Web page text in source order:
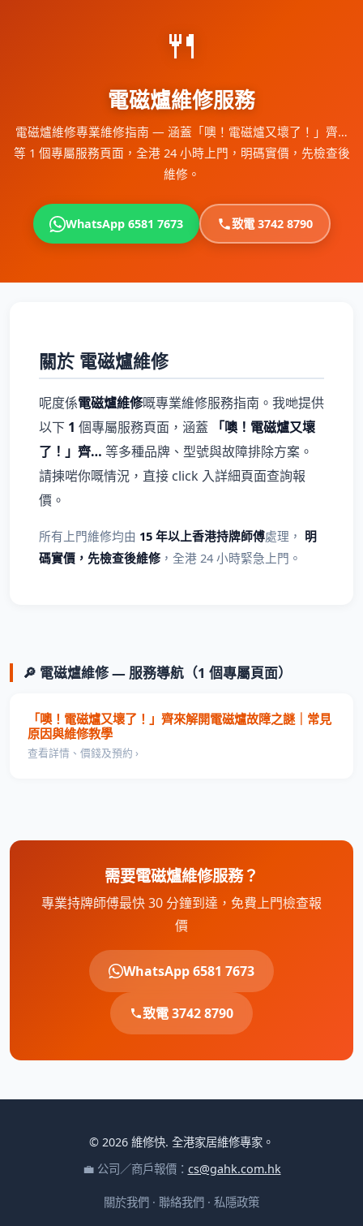
🍴
電磁爐維修服務
電磁爐維修專業維修指南 — 涵蓋「噢！電磁爐又壞了！」齊…
等 1 個專屬服務頁面，全港 24 小時上門，明碼實價，先檢查後
維修。
WhatsApp 6581 7673 致電 3742 8790
關於 電磁爐維修
呢度係電磁爐維修嘅專業維修服務指南。我哋提供
以下 1 個專屬服務頁面，涵蓋
「噢！電磁爐又壞
了！」齊… 等多種品牌、型號與故障排除方案。
請揀啱你嘅情況，直接 click 入詳細頁面查詢報
價。
所有上門維修均由 15 年以上香港持牌師傅處理， 明
碼實價，先檢查後維修 ，全港 24 小時緊急上門。
🔎 電磁爐維修 — 服務導航（1 個專屬頁面）
「噢！電磁爐又壞了！」齊來解開電磁爐故障之謎｜常見
原因與維修教學
查看詳情、價錢及預約 ›
需要電磁爐維修服務？
專業持牌師傅最快 30 分鐘到達，免費上門檢查報
價
WhatsApp 6581 7673
致電 3742 8790
© 2026 維修快. 全港家居維修專家。
💼 公司／商戶報價： cs@gahk.com.hk
關於我們 · 聯絡我們 · 私隱政策